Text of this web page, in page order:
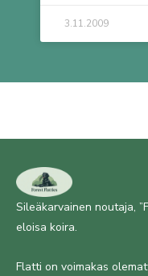
3.11.2009
Sileäkarvainen noutaja,
eloisa koira.
Flatti on voimakas